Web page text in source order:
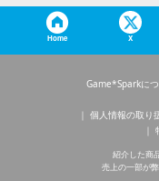
Home X
Game*Sparkに
個人情報の取り
紹介した商
売上の一部が